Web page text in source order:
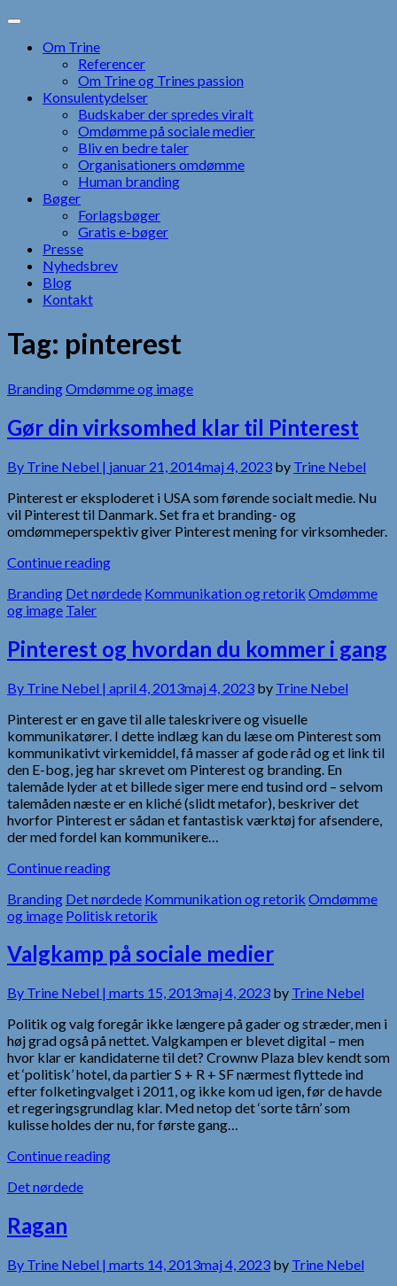
Skip
contentOm Trine
Referencer
Om Trine og Trines passion
Konsulentydelser
Budskaber der spredes viralt
Omdømme på sociale medier
Bliv en bedre taler
Organisationers omdømme
Human branding
Bøger
Forlagsbøger
Gratis e-bøger
Presse
Nyhedsbrev
Blog
Kontakt
Tag: pinterest
BrandingOmdømme og image
Gør din virksomhed klar til Pinterest
By Trine Nebel | januar 21, 2014maj 4, 2023 by Trine Nebel
Pinterest er eksploderet i USA som førende socialt medie. Nu
vil Pinterest til Danmark. Set fra et branding- og
omdømmeperspektiv giver Pinterest mening for virksomheder.
Continue reading
Branding Det nørdede Kommunikation og retorik Omdømme
og image Taler
Pinterest og hvordan du kommer i gang
By Trine Nebel | april 4, 2013maj 4, 2023 by Trine Nebel
Pinterest er en gave til alle taleskrivere og visuelle
kommunikatører. I dette indlæg kan du læse om Pinterest som
kommunikativt virkemiddel, få masser af gode råd og et link til
den E-bog, jeg har skrevet om Pinterest og branding. En
talemåde lyder at et billede siger mere end tusind ord – selvom
talemåden næste er en kliché (slidt metafor), beskriver det
hvorfor Pinterest er sådan et fantastisk værktøj for afsendere,
der med fordel kan kommunikere…
Continue reading
Branding Det nørdede Kommunikation og retorik Omdømme
og image Politisk retorik
Valgkamp på sociale medier
By Trine Nebel | marts 15, 2013maj 4, 2023 by Trine Nebel
Politik og valg foregår ikke længere på gader og stræder, men i
høj grad også på nettet. Valgkampen er blevet digital – men
hvor klar er kandidaterne til det? Crownw Plaza blev kendt som
et ‘politisk’ hotel, da partier S + R + SF nærmest flyttede ind
efter folketingvalget i 2011, og ikke kom ud igen, før de havde
et regeringsgrundlag klar. Med netop det ‘sorte tårn’ som
kulisse holdes der nu, for første gang…
Continue reading
Det nørdede
Ragan
By Trine Nebel | marts 14, 2013maj 4, 2023 by Trine Nebel